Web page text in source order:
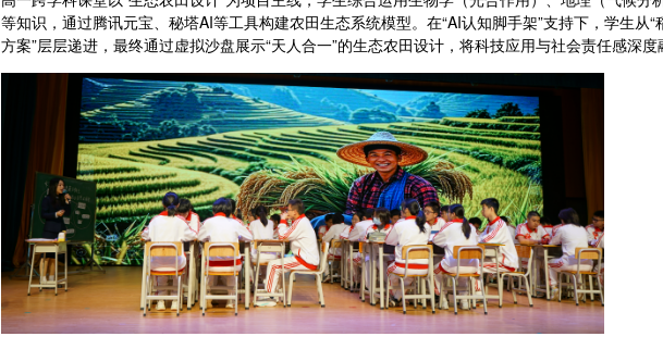
等知识，通过腾讯元宝、秘塔AI等工具构建农田生态系统模型。在“AI认知脚手架”支持下，学生从“
方案”层层递进，最终通过虚拟沙盘展示“天人合一”的生态农田设计，将科技应用与社会责任感深度